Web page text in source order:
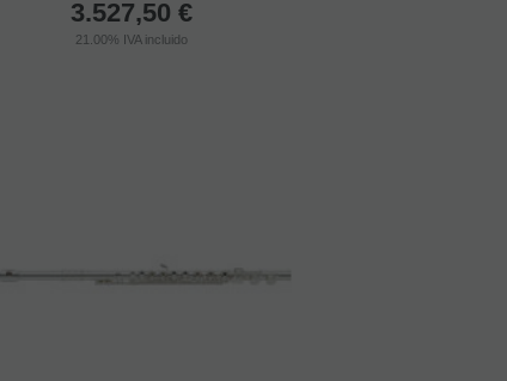
3.527,50 €
21.00% IVA incluido